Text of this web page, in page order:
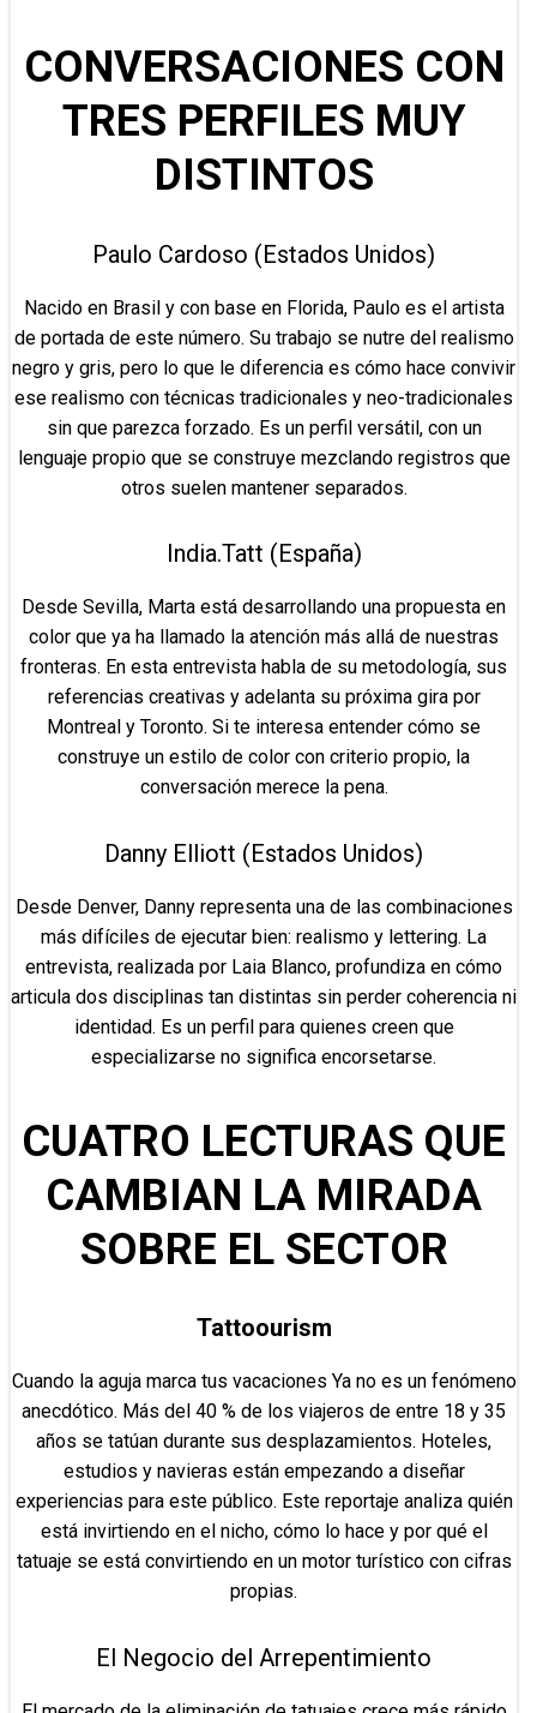
CONVERSACIONES CON
TRES PERFILES MUY
DISTINTOS
Paulo Cardoso (Estados Unidos)
Nacido en Brasil y con base en Florida, Paulo es el artista
de portada de este número. Su trabajo se nutre del realismo
negro y gris, pero lo que le diferencia es cómo hace convivir
ese realismo con técnicas tradicionales y neo-tradicionales
sin que parezca forzado. Es un perfil versátil, con un
lenguaje propio que se construye mezclando registros que
otros suelen mantener separados.
India.Tatt (España)
Desde Sevilla, Marta está desarrollando una propuesta en
color que ya ha llamado la atención más allá de nuestras
fronteras. En esta entrevista habla de su metodología, sus
referencias creativas y adelanta su próxima gira por
Montreal y Toronto. Si te interesa entender cómo se
construye un estilo de color con criterio propio, la
conversación merece la pena.
Danny Elliott (Estados Unidos)
Desde Denver, Danny representa una de las combinaciones
más difíciles de ejecutar bien: realismo y lettering. La
entrevista, realizada por Laia Blanco, profundiza en cómo
articula dos disciplinas tan distintas sin perder coherencia ni
identidad. Es un perfil para quienes creen que
especializarse no significa encorsetarse.
CUATRO LECTURAS QUE
CAMBIAN LA MIRADA
SOBRE EL SECTOR
Tattoourism
Cuando la aguja marca tus vacaciones Ya no es un fenómeno
anecdótico. Más del 40 % de los viajeros de entre 18 y 35
años se tatúan durante sus desplazamientos. Hoteles,
estudios y navieras están empezando a diseñar
experiencias para este público. Este reportaje analiza quién
está invirtiendo en el nicho, cómo lo hace y por qué el
tatuaje se está convirtiendo en un motor turístico con cifras
propias.
El Negocio del Arrepentimiento